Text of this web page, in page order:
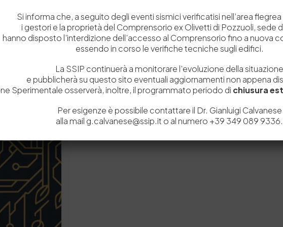
Luglio
di
0
una “Specifica Tecnica di Prodotto”
Come costruire una “Specifica Tecnica di
Prodotto” in funzione della destinazione
by Mutart 0 0
Si informa che, a seguito degli eventi sismici verificatisi nell’area flegrea
i gestori e la proprietà del Comprensorio ex Olivetti di Pozzuoli, sede
hanno disposto l’interdizione dell’accesso al Comprensorio fino a nuova
essendo in corso le verifiche tecniche sugli edifici.
La SSIP continuerà a monitorare l’evoluzione della situazione
e pubblicherà su questo sito eventuali aggiornamenti non appena
Sperimentale osserverà, inoltre, il programmato periodo di chiusura
Per esigenze è possibile contattare il Dr. Gianluigi Calvanese
alla mail g.calvanese@ssip.it o al numero +39 349 089 9336.